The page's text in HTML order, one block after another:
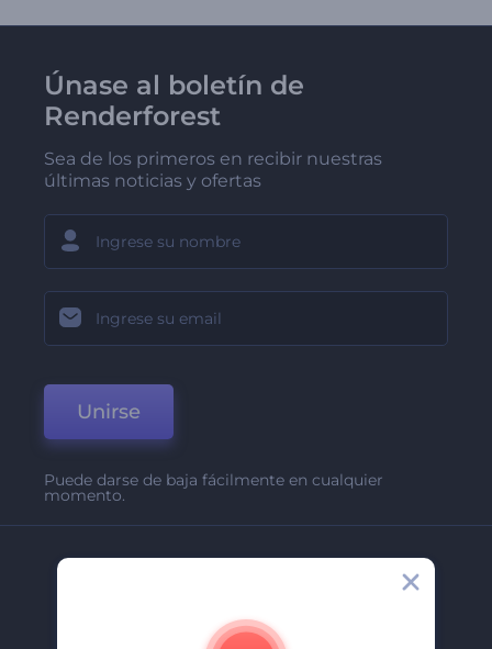
Únase al boletín de
Renderforest
Sea de los primeros en recibir nuestras
últimas noticias y ofertas
Unirse
Puede darse de baja fácilmente en cualquier
momento.